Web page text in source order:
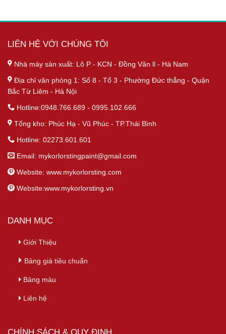
LIÊN HỆ VỚI CHÚNG TÔI
Nhà máy sản xuất: Lô P - KCN - Đồng Văn ll - Hà Nam
Địa chỉ văn phòng 1: Số 8 - Tổ 3 - Phường Đức thắng - Quận
Bắc Từ Liêm - Hà Nội
Hotline:0948.766.689 - 0995.102.666
Tổng kho: Phúc Hạ - Vũ Phúc - TP.Thái Bình
Hotline: 02273.601.601
Email: mykorlorstingpaint@gmail.com
Website: www.mykorlorsting.com
Website:www.mykorlorsting.vn
DANH MỤC
Giới Thiệu
Bảng giá tiêu chuẩn
Bảng màu
Liên hệ
CHÍNH SÁCH & QUY ĐỊNH